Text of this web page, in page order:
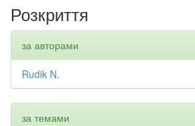
Розкриття
за авторами
Rudik N.
за темами